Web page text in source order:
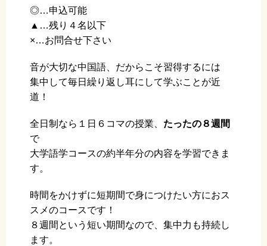
◎…申込可能
▲…残り４名以下
×…お問合せ下さい
音が大切な中国語、だからこそ習得するには
集中して毎日繰り返し耳にして学ぶことが近
道！
全日制なら１日６コマの授業、 たったの８週間
で
大学語学コースの約半年分の内容を学習できま
す。
時間をかけずに短期間で身につけたい方におス
スメのコースです！
８週間という短い期間なので、集中力も持続し
ます。